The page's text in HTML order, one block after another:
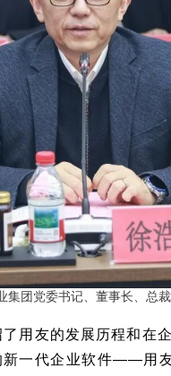
集团党委书记、董事长、总
用友的发展历程和在
新一代企业软件——用